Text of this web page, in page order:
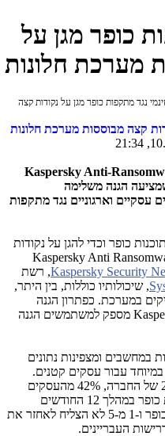
כופר מגן על
מערכת חלונות
נגד מתקפות כופר מגן על נקודות קצה
קצה מבוססות מערכת חלונות
Kaspersky Anti-
הגנה משלימה
וארגוניים נגד מתקפות
כופר וכדי להגן על נקודות
Kaspersky Anti
Kaspersky Security, רשת
, שיכולותיו כוללות, בין היתר,
במערכת. כפתרון הגנה
מספק למשתמשים הגנה
במחשבים ומצפינות נתונים
במיוחד עבור עסקים קטנים.
42% מהעסקים
הקטנים והבינוניים נפלו קורבן למתקפות כופר במהלך 12 החודשים
האחרונים. 34% מהם שילמו את דמי הכופר ו-1 מ-5 לא הצליח לאחזר את
העבריינים.